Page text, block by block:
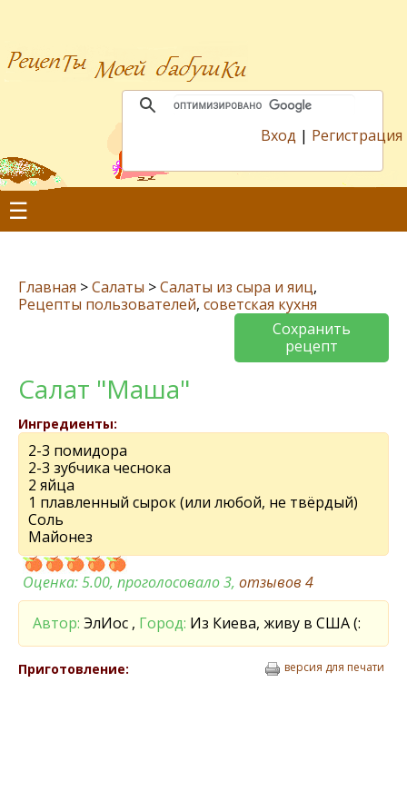
Вход | Регистрация
☰
Главная >Салаты >Салаты из сыра и яиц,
Рецепты пользователей, советская кухня
Сохранить
рецепт
Салат "Маша"
Ингредиенты:
2-3 помидора
2-3 зубчика чеснока
2 яйца
1 плавленный сырок (или любой, не твёрдый)
Соль
Майонез
Оценка:5.00, проголосовало 3, отзывов 4
Автор: ЭлИос , Город: Из Киева, живу в США (:
Приготовление: версия для печати